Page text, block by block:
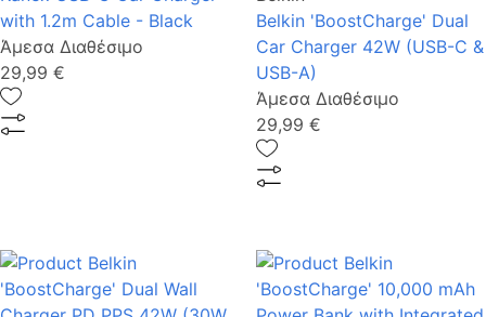
with 1.2m Cable - Black
Άμεσα Διαθέσιμο
29,99 €
Belkin 'BoostCharge' Dual
Car Charger 42W (USB-C &
USB-A)
Άμεσα Διαθέσιμο
29,99 €